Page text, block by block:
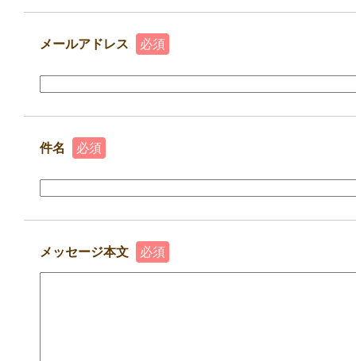
メールアドレス 必須
件名 必須
メッセージ本文 必須